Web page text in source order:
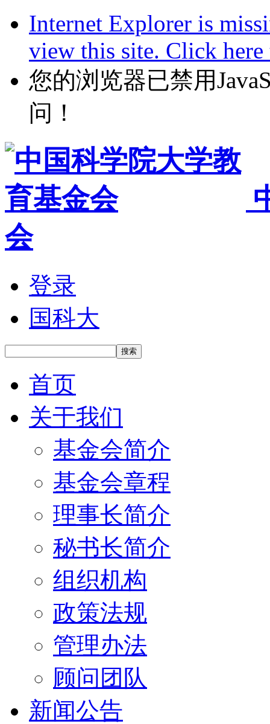
Internet Explorer is
view this site. Click
您的浏览器已禁用
问！
会
登录
国科大
搜索
首页
关于我们
基金会简介
基金会章程
理事长简介
秘书长简介
组织机构
政策法规
管理办法
顾问团队
新闻公告